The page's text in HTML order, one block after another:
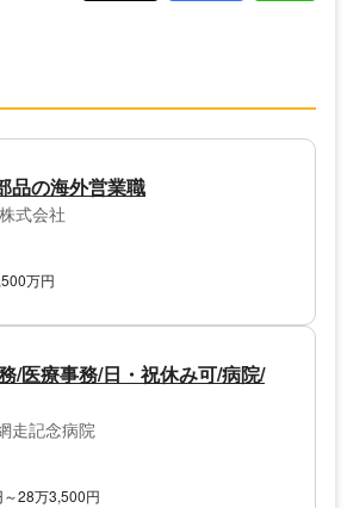
品の海外営業職
式会社
万円
/医療事務/日・祝休み可/病院/
走記念病院
28万3,500円